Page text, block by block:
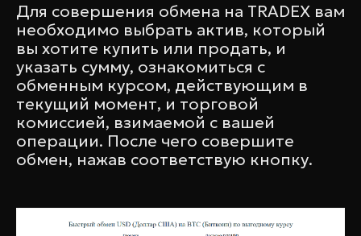
Для совершения обмена на TRADEX вам
необходимо выбрать актив, который
вы хотите купить или продать, и
указать сумму, ознакомиться с
обменным курсом, действующим в
текущий момент, и торговой
комиссией, взимаемой с вашей
операции. После чего совершите
обмен, нажав соответствую кнопку.